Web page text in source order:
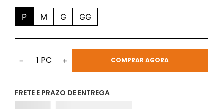
P M G GG
− 1 PC + COMPRAR AGORA
FRETE E PRAZO DE ENTREGA